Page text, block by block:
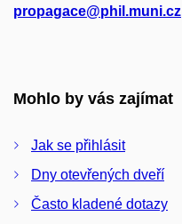
propagace@phil.muni.cz
Mohlo by vás zajímat
Jak se přihlásit
Dny otevřených dveří
Často kladené dotazy